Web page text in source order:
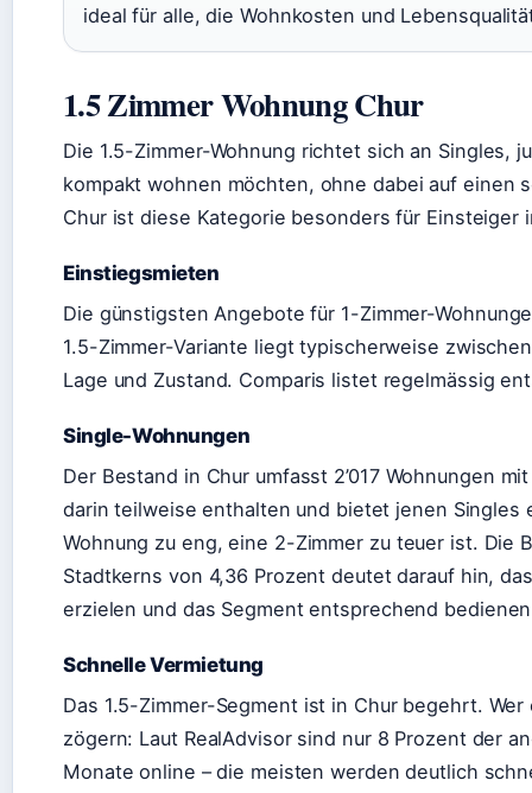
ideal für alle, die Wohnkosten und
1.5 Zimmer Wohnung Chur
Die 1.5-Zimmer-Wohnung richtet sich an Singles,
kompakt wohnen möchten, ohne dabei auf einen
Chur ist diese Kategorie besonders für Einsteiger
Einstiegsmieten
Die günstigsten Angebote für 1-Zimmer-
1.5-Zimmer-Variante liegt typischerweise zwischen
Lage und Zustand. Comparis listet regelmässig
Single-Wohnungen
Der Bestand in Chur umfasst 2’017 Wohnungen
darin teilweise enthalten und bietet jenen Singles
Wohnung zu eng, eine 2-Zimmer zu teuer ist. Die
Stadtkerns von 4,36 Prozent deutet darauf hin,
erzielen und das Segment entsprechend
Schnelle Vermietung
Das 1.5-Zimmer-Segment ist in Chur begehrt.
zögern: Laut RealAdvisor sind nur 8 Prozent der
Monate online – die meisten werden deutlich